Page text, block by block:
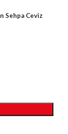
Sehpa Ceviz